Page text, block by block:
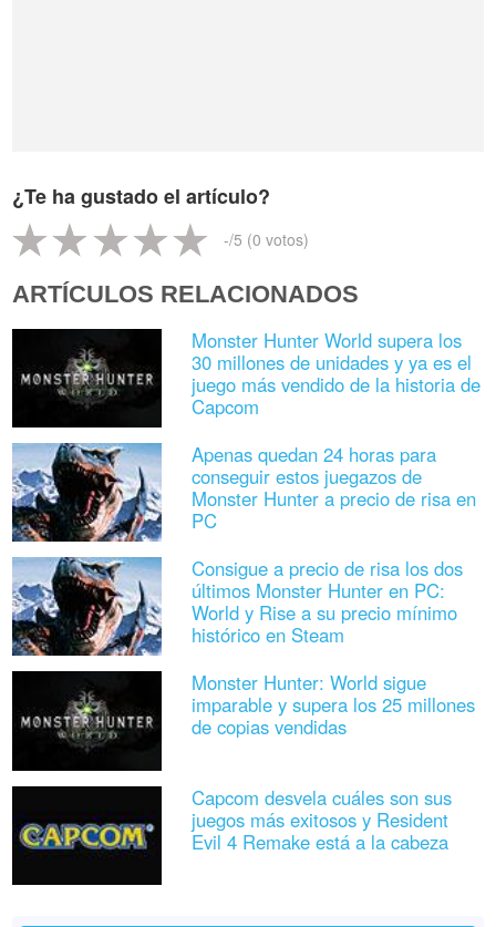
¿Te ha gustado el artículo?
-/5 (0 votos)
ARTÍCULOS RELACIONADOS
Monster Hunter World supera los
30 millones de unidades y ya es el
juego más vendido de la historia de
Capcom
Apenas quedan 24 horas para
conseguir estos juegazos de
Monster Hunter a precio de risa en
PC
Consigue a precio de risa los dos
últimos Monster Hunter en PC:
World y Rise a su precio mínimo
histórico en Steam
Monster Hunter: World sigue
imparable y supera los 25 millones
de copias vendidas
Capcom desvela cuáles son sus
juegos más exitosos y Resident
Evil 4 Remake está a la cabeza